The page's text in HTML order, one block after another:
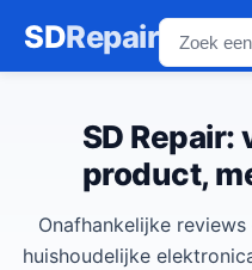
SDRepair
SD
product,
Onafhankelijke
huishoudelijke